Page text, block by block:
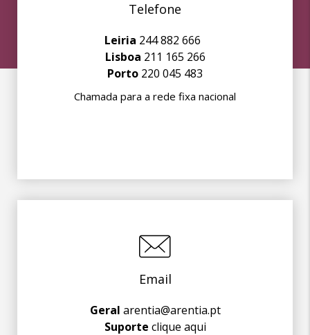
Telefone
Leiria 244 882 666
Lisboa 211 165 266
Porto 220 045 483
Chamada para a rede fixa nacional
Email
Geral arentia@arentia.pt
Suporte clique aqui